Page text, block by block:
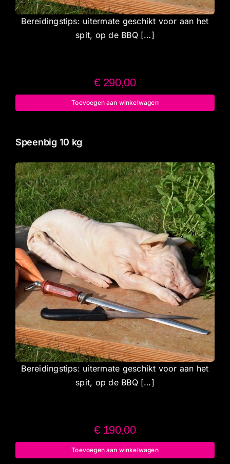
Bereidingstips: uitermate geschikt voor aan het
spit, op de BBQ […]
€290,00
Toevoegen aan winkelwagen
Speenbig 10 kg
Bereidingstips: uitermate geschikt voor aan het
spit, op de BBQ […]
€190,00
Toevoegen aan winkelwagen